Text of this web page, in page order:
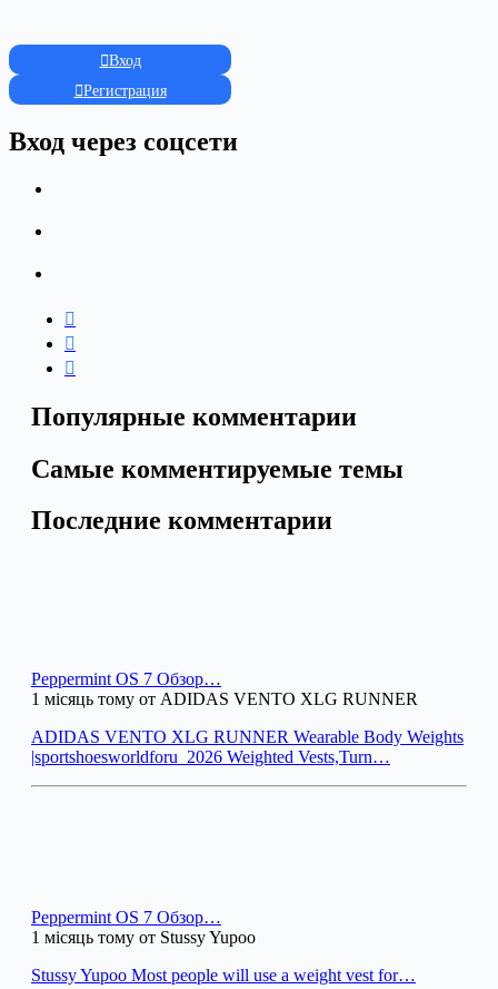
Вход
Регистрация
Вход через соцсети
Популярные комментарии
Самые комментируемые темы
Последние комментарии
Peppermint OS 7 Обзор…
1 місяць тому от ADIDAS VENTO XLG RUNNER
ADIDAS VENTO XLG RUNNER Wearable Body Weights
|sportshoesworldforu_2026 Weighted Vests,Turn…
Peppermint OS 7 Обзор…
1 місяць тому от Stussy Yupoo
Stussy Yupoo Most people will use a weight vest for…